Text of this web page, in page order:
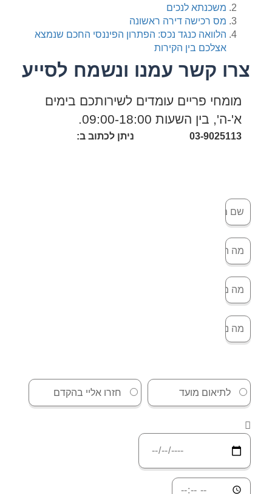
משכנתא לנכים
מס רכישה דירה ראשונה
הלוואה כנגד נכס: הפתרון הפיננסי החכם שנמצא
אצלכם בין הקירות
צרו קשר עמנו ונשמח לסייע
מומחי פריים עומדים לשירותכם בימים
א'-ה', בין השעות 09:00-18:00.
03-9025113 ניתן לכתוב ב:
לתיאום מועד חזרו אליי בהקדם